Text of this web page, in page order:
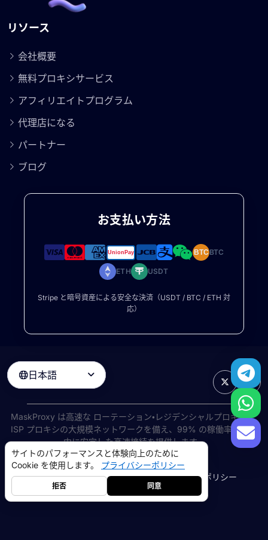
リソース
会社概要
無料プロキシサービス
アフィリエイトプログラム
代理店になる
パートナー
ブログ
お支払い方法
BTCBTC
ETH USDT
Stripe と暗号資産による安全な決済（USDT / BTC / ETH 対
応）
日本語 
MaskProxy は高速な ローテーション・レジデンシャルプロキシと
ISP プロキシの大規模ネットワークを備え、99% の稼働率で世界
中に安定した高速接続を提供します。
©2026 AIWAY LIMITED. 無断転載を禁じます.
利用規約プライバシーポリシー返金ポリシーCookie ポリシー
サイトのパフォーマンスと体験向上のために
Cookie を使用します。 プライバシーポリシー
拒否 同意